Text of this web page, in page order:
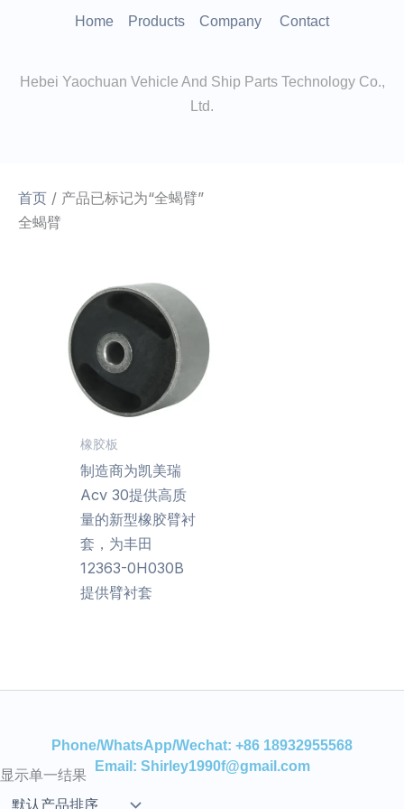
Home Products Company Contact
Hebei Yaochuan Vehicle And Ship Parts Technology Co.,
Ltd.
首页 / 产品已标记为“全蝎臂”
全蝎臂
显示单一结果
橡胶板
制造商为凯美瑞
Acv 30提供高质
量的新型橡胶臂衬
套，为丰田
12363-0H030B
提供臂衬套
Phone/WhatsApp/Wechat: +86 18932955568
Email: Shirley1990f@gmail.com